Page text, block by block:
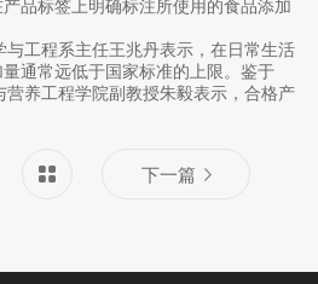
品标签上明确标注所使用的食品添加
工程系主任王兆丹表示，在日常生活
通常远低于国家标准的上限。鉴于
养工程学院副教授朱毅表示，合格产
下一篇